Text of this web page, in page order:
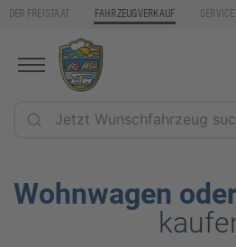
DER FREISTAAT FAHRZEUGVERKAUF SERVICE
Wohnwagen